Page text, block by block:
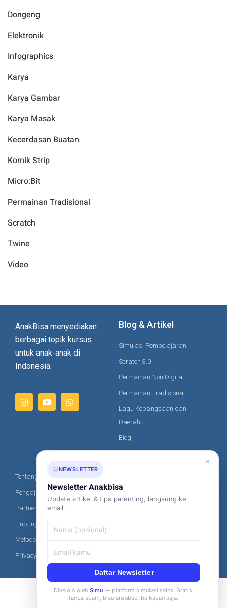
Dongeng
Elektronik
Infographics
Karya
Karya Gambar
Karya Masak
Kecerdasan Buatan
Komik Strip
Micro:Bit
Permainan Tradisional
Scratch
Twine
Video
AnakBisa menyediakan
berbagai topik kursus
untuk anak-anak di
Indonesia.
Blog & Artikel
Simulasi Pembelajaran
Scratch 3.0
Permainan Non Digital
Permainan Tradisional
Lagu Kebangsaan dan
Daerahu
Blog
Tentang Kami
Pengajar Kami
Partner
Hubungi Kami
Metode Pembayaran
Privacy Policy
Kontak Kami
×
NEWSLETTER
Newsletter Anakbisa
Update artikel & tips parenting, langsung ke
email.
Daftar Newsletter
Dikelola oleh Simu — platform simulasi sains. Gratis,
tanpa spam, bisa unsubscribe kapan saja.